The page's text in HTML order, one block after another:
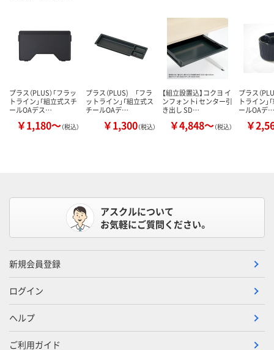
プラス（PLUS）「フラッ
トライン」「組立式スチ
ールOAデス…
￥1,180～（税込）
プラス（PLUS) 「フラ
ットライン」「組立式ス
チールOAデ…
￥1,300（税込）
【組立設置込】コクヨ イ
ンフォントi センター引
き出し SD…
￥4,848～（税込）
プラス（
トライン」
ールOAデ…
￥
アスクルについて
お気軽にご質問ください。
新規会員登録
ログイン
ヘルプ
ご利用ガイド